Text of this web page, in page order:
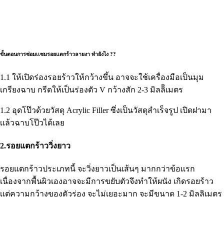
ขั้นตอนการซ่อมเเซมรอยแตกร้าวลายงา ทำยังไง ??
1.1 ให้เปิดร่องรอยร้าวให้กว้างขึ้น อาจจะใช้เครื่องมือเป็นมุม
เกรียงฉาบ กรีดให้เป็นร่องตัว V กว้างสัก 2-3 มิลลิิเมตร
1.2 อุดโป๊วด้วยวัสดุ Acrylic Filler ซึ่งเป็นวัสดุสำเร็จรูป เปิดฝามา
เเล้วฉาบโป๊วได้เลย
2.รอยแตกร้าววิ่งยาว
รอยแตกร้าวประเภทนี้ จะวิ่งยาวเป็นเส้นๆ มากกว่าข้อเเรก
เนื่องจากพื้นผิวเองอาจจะมีการขยับตัวจึงทำให้ผนัง เกิดรอยร้าว
เเต่ความกว้างของตัวร่อง จะไม่เยอะมาก จะมีขนาด 1-2 มิลลิเมตร